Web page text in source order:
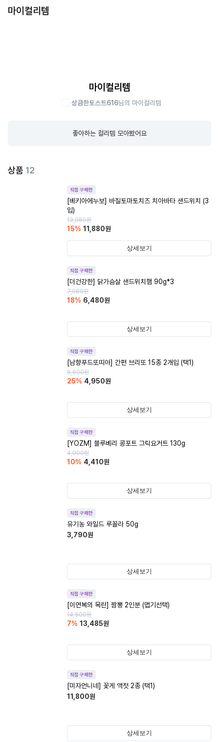
마이컬리템
마이컬리템
상큼한토스트616님의 마이컬리템
좋아하는 컬리템 모아봤어요
상품 12
직접 구매한
[베키아에누보] 바질토마토치즈 치아바타 샌드위치 (3
입)
13,980원
15% 11,880원
상세보기
직접 구매한
[더건강한] 닭가슴살 샌드위치햄 90g*3
7,980원
18% 6,480원
상세보기
직접 구매한
[남향푸드또띠아] 간편 브리또 15종 2개입 (택1)
6,600원
25% 4,950원
상세보기
직접 구매한
[YOZM] 블루베리 콩포트 그릭요거트 130g
4,900원
10% 4,410원
상세보기
직접 구매한
유기농 와일드 루꼴라 50g
3,790원
상세보기
직접 구매한
[이연복의 목란] 짬뽕 2인분 (맵기선택)
14,500원
7% 13,485원
상세보기
직접 구매한
[미자언니네] 꽃게 액젓 2종 (택1)
11,800원
상세보기